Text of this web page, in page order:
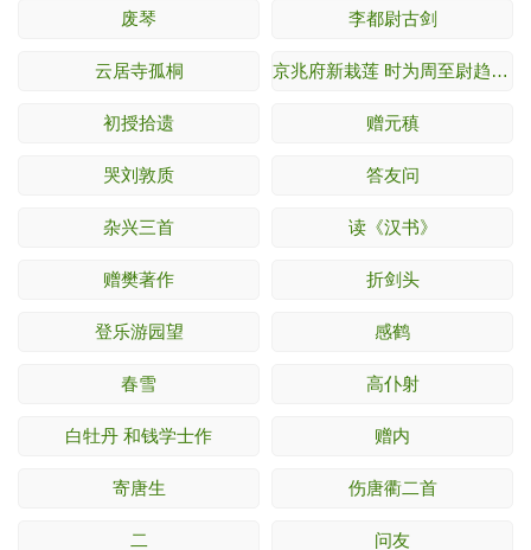
废琴 李都尉古剑
云居寺孤桐 京兆府新栽莲 时为周至尉趋府作
初授拾遗 赠元稹
哭刘敦质 答友问
杂兴三首 读《汉书》
赠樊著作 折剑头
登乐游园望 感鹤
春雪 高仆射
白牡丹 和钱学士作 赠内
寄唐生 伤唐衢二首
二 问友